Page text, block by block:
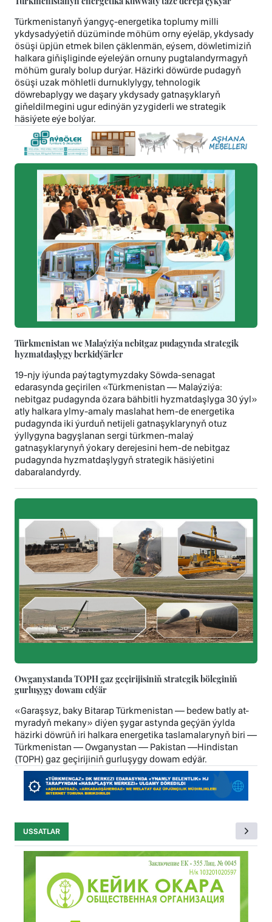
Türkmenistanyň ýangyç-energetika toplumy milli
ykdysadyýetiň düzüminde möhüm orny eýeläp, ykdysady
ösüşi üpjün etmek bilen çäklenmän, eýsem, döwletimiziň
halkara giňişliginde eýeleýän ornuny pugtalandyrmagyň
möhüm guraly bolup durýar. Häzirki döwürde pudagyň
ösüşi uzak möhletli durnuklylygy, tehnologik
döwrebaplygy we daşary ykdysady gatnaşyklaryň
giňeldilmegini ugur edinýän yzygiderli we strategik
häsiýete eýe bolýar.
Türkmenistan we Malaýziýa nebitgaz pudagynda strategik
hyzmatdaşlygy berkidýärler
19-njy iýunda paýtagtymyzdaky Söwda-senagat
edarasynda geçirilen «Türkmenistan — Malaýziýa:
nebitgaz pudagynda özara bähbitli hyzmatdaşlyga 30 ýyl»
atly halkara ylmy-amaly maslahat hem-de energetika
pudagynda iki ýurduň netijeli gatnaşyklarynyň otuz
ýyllygyna bagyşlanan sergi türkmen-malaý
gatnaşyklarynyň ýokary derejesini hem-de nebitgaz
pudagynda hyzmatdaşlygyň strategik häsiýetini
dabaralandyrdy.
Owganystanda TOPH gaz geçirijisiniň strategik böleginiň
gurluşygy dowam edýär
«Garaşsyz, baky Bitarap Türkmenistan — bedew batly at-
myradyň mekany» diýen şygar astynda geçýän ýylda
häzirki döwrüň iri halkara energetika taslamalarynyň biri —
Türkmenistan — Owganystan — Pakistan —Hindistan
(TOPH) gaz geçirijiniň gurluşygy dowam edýär.
USSATLAR